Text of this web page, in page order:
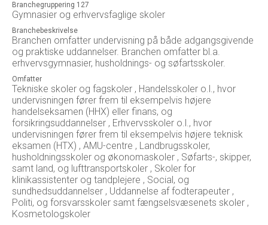
Branchegruppering 127
Gymnasier og erhvervsfaglige skoler
Branchebeskrivelse
Branchen omfatter undervisning på både adgangsgivende
og praktiske uddannelser. Branchen omfatter bl.a.
erhvervsgymnasier, husholdnings- og søfartsskoler.
Omfatter
Tekniske skoler og fagskoler , Handelsskoler o.l., hvor
undervisningen fører frem til eksempelvis højere
handelseksamen (HHX) eller finans, og
forsikringsuddannelser , Erhvervsskoler o.l., hvor
undervisningen fører frem til eksempelvis højere teknisk
eksamen (HTX) , AMU-centre , Landbrugsskoler,
husholdningsskoler og økonomaskoler , Søfarts-, skipper,
samt land, og lufttransportskoler , Skoler for
klinikassistenter og tandplejere , Social, og
sundhedsuddannelser , Uddannelse af fodterapeuter ,
Politi, og forsvarsskoler samt fængselsvæsenets skoler ,
Kosmetologskoler